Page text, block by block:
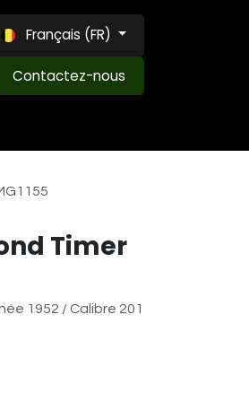
Français (FR)
Contactez-nous
Timer
1952 / Calibre 201